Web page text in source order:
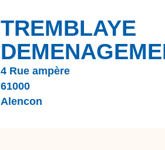
TREMBLAYE
4 Rue ampère
61000
Alencon